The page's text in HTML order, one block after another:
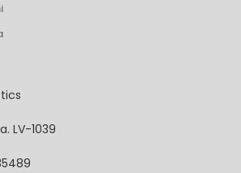
LV-1039